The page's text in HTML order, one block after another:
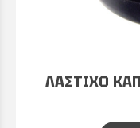
ΛΑΣΤΙΧΟ